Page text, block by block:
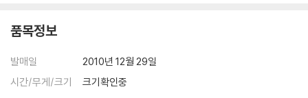
※ 디스크 외관 불량
1) 열을 가하여 제작하는 바이닐 공정 특성상 디스크 표면이 미세하게 울
렁거리거나 휘어지는 경우가 있습니다.
재생이 불안정한 경우 스태빌라이저를 사용하시면 좀 더 안정적인 재생이
가능합니다.
품목정보
발매일
2010년 12월 29일
시간/무게/크기
크기확인중